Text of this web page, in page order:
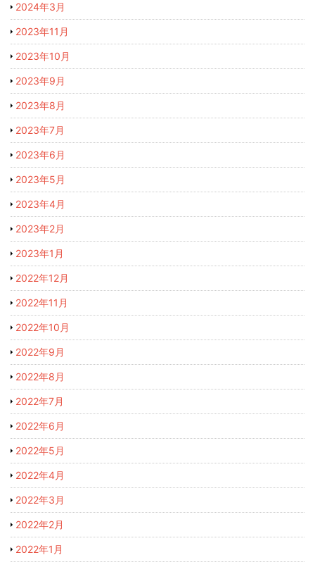
2024年3月
2023年11月
2023年10月
2023年9月
2023年8月
2023年7月
2023年6月
2023年5月
2023年4月
2023年2月
2023年1月
2022年12月
2022年11月
2022年10月
2022年9月
2022年8月
2022年7月
2022年6月
2022年5月
2022年4月
2022年3月
2022年2月
2022年1月